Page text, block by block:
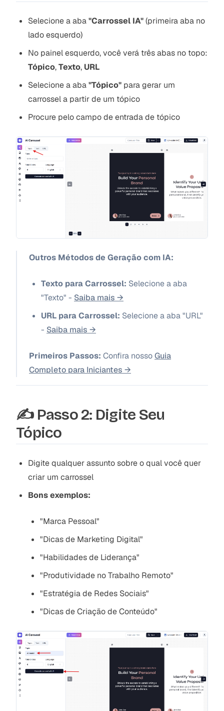
Selecione a aba"Carrossel IA"(primeira aba no
lado esquerdo)
No painel esquerdo, você verá três abas no topo:
Tópico,Texto, URL
Selecione a aba"Tópico" para gerar um
carrossel a partir de um tópico
Procure pelo campo de entrada de tópico
Outros Métodos de Geração com IA:
Texto para Carrossel: Selecione a aba
"Texto" - Saiba mais →
URL para Carrossel: Selecione a aba "URL"
- Saiba mais →
Primeiros Passos: Confira nossoGuia
Completo para Iniciantes →
✍️ Passo 2: Digite Seu
Tópico
Digite qualquer assunto sobre o qual você quer
criar um carrossel
Bons exemplos:
"Marca Pessoal"
"Dicas de Marketing Digital"
"Habilidades de Liderança"
"Produtividade no Trabalho Remoto"
"Estratégia de Redes Sociais"
"Dicas de Criação de Conteúdo"